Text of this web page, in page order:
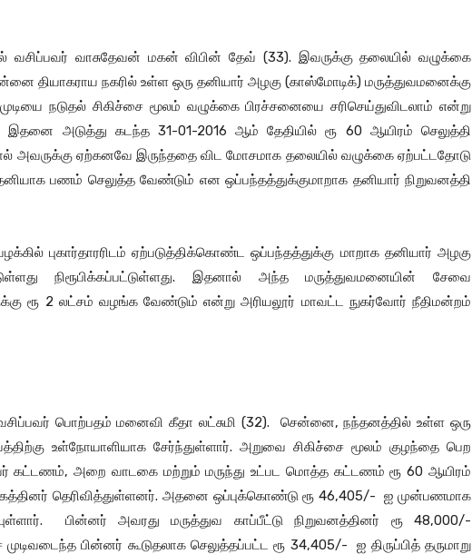
வசிப்பவர் வாசுதேவன் மகன் விபின் தேவ் (33). இவருக்கு தலையில் வழுக்கை
தியாகராய நகரில் உள்ள ஒரு தனியார் அழகு (காஸ்மோடிக்) மருத்துவமனைக்கு
நடுதல் சிகிச்சை மூலம் வழுக்கை பிரச்சனையை சரிசெய்துவிடலாம் என்று
அடுத்து கடந்த 31-01-2016 ஆம் தேதியில் ரூ 60 ஆயிரம் செலுத்தி
அவருக்கு ஏற்கனவே இருந்ததை விட மோசமாக தலையில் வழுக்கை ஏற்பட்டதோடு
பணம் செலுத்த வேண்டும் என ஒப்பந்தத்துக்குமாறாக தனியார் நிறுவனத்தி
புகார்தாரரிடம் ஏற்படுத்திக்கொண்ட ஒப்பந்தத்துக்கு மாறாக தனியார் அழகு
நிரூபிக்கப்பட்டுள்ளது. இதனால் அந்த மருத்துவமனையின் சேவை
ரூ 2 லட்சம் வழங்க வேண்டும் என்று அரியலூர் மாவட்ட நுகர்வோர் நீதிமன்றம்
பொற்பதம் மனைவி கீதா லட்சுமி (32). சென்னை, நந்தனத்தில் உள்ள ஒரு
உள்நோயாளியாக சேர்ந்துள்ளார். அறுவை சிகிச்சை மூலம் குழந்தை பெற
கட்டணம், அறை வாடகை மற்றும் மருந்து உட்பட மொத்த கட்டணம் ரூ 60 ஆயிரம்
தெரிவித்துள்ளனர். அதனை ஒப்புக்கொண்டு ரூ 46,405/- ஐ முன்பணமாக
பின்னர் அவரது மருத்துவ காப்பீட்டு நிறுவனத்தினர் ரூ 48,000/-
பின்னர் கூடுதலாக செலுத்தப்பட்ட ரூ 34,405/- ஐ திருப்பித் தருமாறு